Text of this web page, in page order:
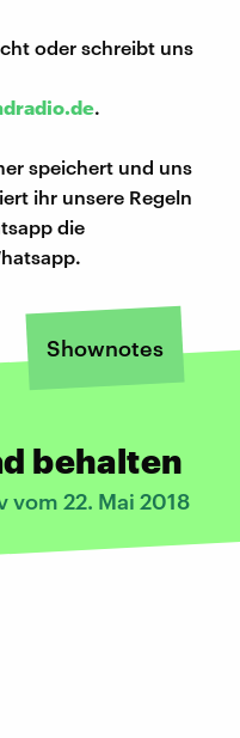
oder schreibt uns
.
speichert und uns
ihr unsere Regeln
die
Shownotes
behalten
vom 22. Mai 2018